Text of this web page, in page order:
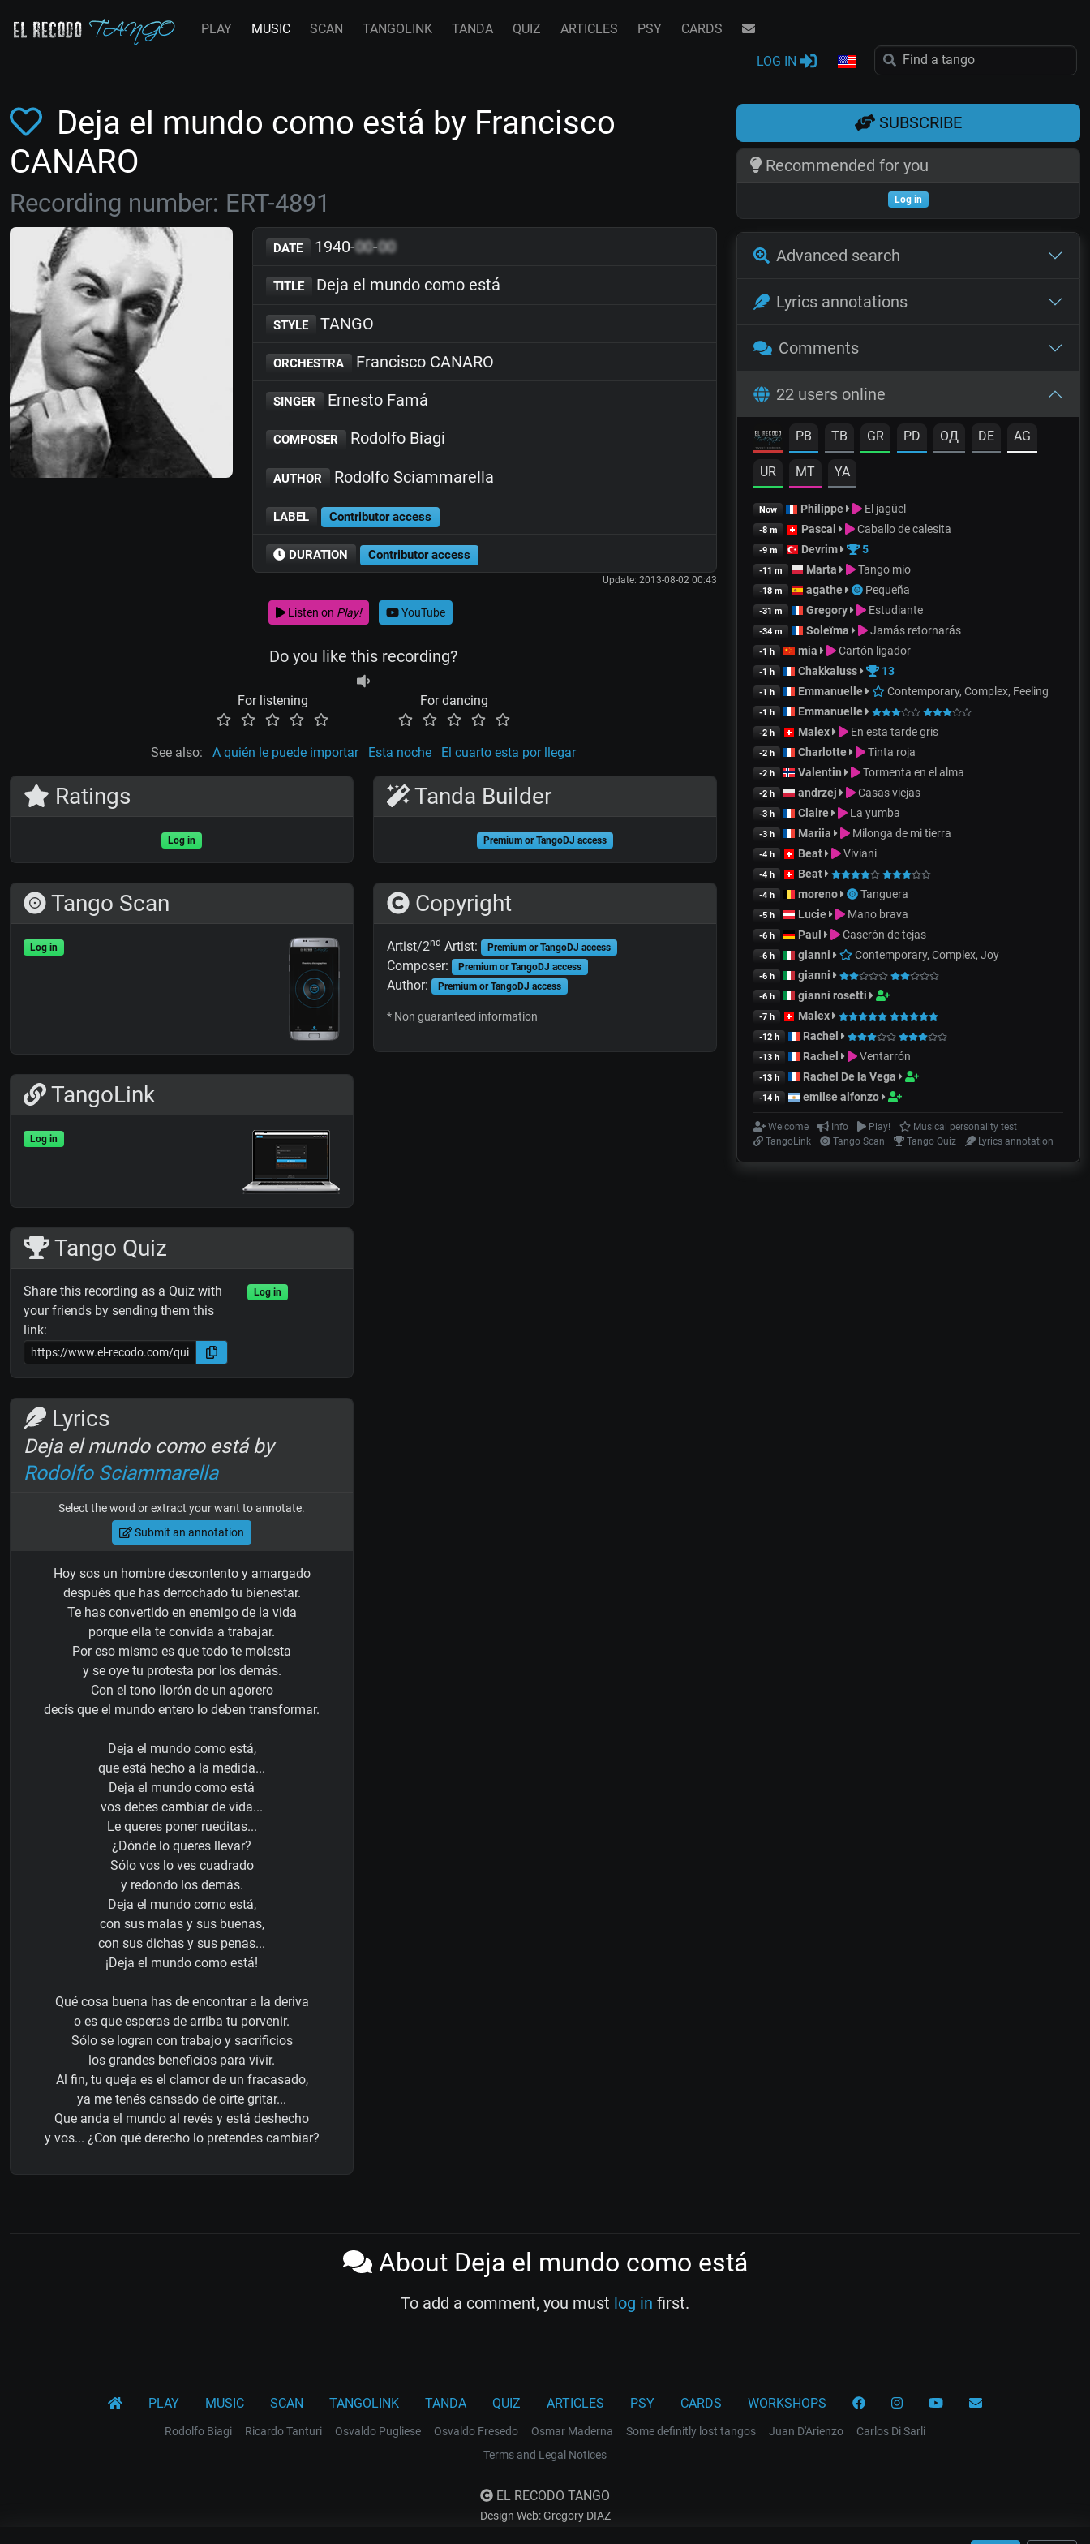
PLAY MUSIC SCAN TANGOLINK TANDA QUIZ ARTICLES PSY CARDS
LOG IN
Deja el mundo como está by Francisco
CANARO
Recording number: ERT-4891
DATE 1940-00-00
TITLE Deja el mundo como está
STYLE TANGO
ORCHESTRA Francisco CANARO
SINGER Ernesto Famá
COMPOSER Rodolfo Biagi
AUTHOR Rodolfo Sciammarella
LABEL Contributor access
DURATION Contributor access
Update: 2013-08-02 00:43
Listen on Play! YouTube
Do you like this recording?
For listening For dancing
See also: A quién le puede importar Esta noche El cuarto esta por llegar
Ratings
Log in
Tango Scan
Log in
TangoLink
Log in
Tango Quiz
Share this recording as a Quiz with
your friends by sending them this
link:
Log in
Lyrics
Deja el mundo como está by
Rodolfo Sciammarella
Select the word or extract your want to annotate.
Submit an annotation
Hoy sos un hombre descontento y amargado
después que has derrochado tu bienestar.
Te has convertido en enemigo de la vida
porque ella te convida a trabajar.
Por eso mismo es que todo te molesta
y se oye tu protesta por los demás.
Con el tono llorón de un agorero
decís que el mundo entero lo deben transformar.
Deja el mundo como está,
que está hecho a la medida...
Deja el mundo como está
vos debes cambiar de vida...
Le queres poner rueditas...
¿Dónde lo queres llevar?
Sólo vos lo ves cuadrado
y redondo los demás.
Deja el mundo como está,
con sus malas y sus buenas,
con sus dichas y sus penas...
¡Deja el mundo como está!
Qué cosa buena has de encontrar a la deriva
o es que esperas de arriba tu porvenir.
Sólo se logran con trabajo y sacrificios
los grandes beneficios para vivir.
Al fin, tu queja es el clamor de un fracasado,
ya me tenés cansado de oirte gritar...
Que anda el mundo al revés y está deshecho
y vos... ¿Con qué derecho lo pretendes cambiar?
Tanda Builder
Premium or TangoDJ access
Copyright
Artist/2nd Artist: Premium or TangoDJ access
Composer: Premium or TangoDJ access
Author: Premium or TangoDJ access
* Non guaranteed information
SUBSCRIBE
Recommended for you
Log in
Advanced search
Lyrics annotations
Comments
22 users online
PB TB GR PD OД DE AG
UR MT YA
Now Philippe El jagüel
-8 m Pascal Caballo de calesita
-9 m Devrim 5
-11 m Marta Tango mio
-18 m agathe Pequeña
-31 m Gregory Estudiante
-34 m Soleïma Jamás retornarás
-1 h mia Cartón ligador
-1 h Chakkaluss 13
-1 h Emmanuelle Contemporary, Complex, Feeling
-1 h Emmanuelle
-2 h Malex En esta tarde gris
-2 h Charlotte Tinta roja
-2 h Valentin Tormenta en el alma
-2 h andrzej Casas viejas
-3 h Claire La yumba
-3 h Mariia Milonga de mi tierra
-4 h Beat Viviani
-4 h Beat
-4 h moreno Tanguera
-5 h Lucie Mano brava
-6 h Paul Caserón de tejas
-6 h gianni Contemporary, Complex, Joy
-6 h gianni
-6 h gianni rosetti
-7 h Malex
-12 h Rachel
-13 h Rachel Ventarrón
-13 h Rachel De la Vega
-14 h emilse alfonzo
Welcome Info Play!
Musical personality test
TangoLink
Tango Scan Tango Quiz Lyrics annotation
About Deja el mundo como está
To add a comment, you must log in first.
PLAY MUSIC SCAN TANGOLINK TANDA QUIZ ARTICLES PSY CARDS WORKSHOPS
Rodolfo Biagi Ricardo Tanturi Osvaldo Pugliese Osvaldo Fresedo Osmar Maderna Some definitly lost tangos Juan D'Arienzo
Carlos Di Sarli
Terms and Legal Notices
EL RECODO TANGO
Design Web: Gregory DIAZ